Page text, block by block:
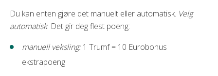
Du kan enten gjøre det manuelt eller automatisk. Velg
automatisk. Det gir deg flest poeng:
manuell veksling:1 Trumf = 10 Eurobonus
ekstrapoeng